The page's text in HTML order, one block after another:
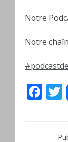
Notre
Notre